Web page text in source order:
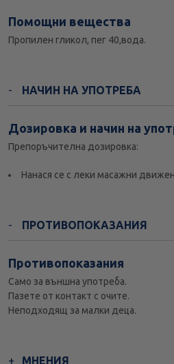
Помощни вещества
Пропилен гликол, пег 40,вода.
НАЧИН НА УПОТРЕБА
Дозировка и начин на
Препоръчителна дозировка:
Нанася се с леки масажни
ПРОТИВОПОКАЗАНИЯ
Противопоказания
Само за външна употреба.
Пазете от контакт с очите.
Неподходящ за малки деца.
МНЕНИЯ